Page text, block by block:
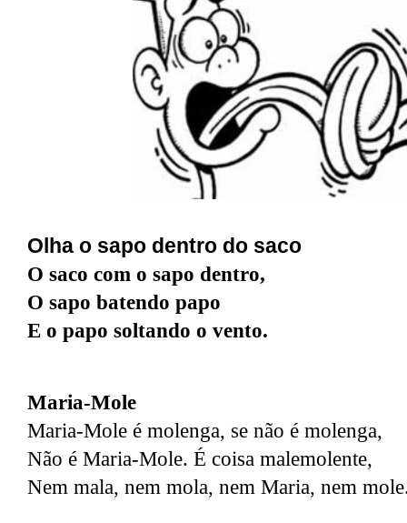
Olha o sapo dentro do saco
O saco com o sapo dentro,
O sapo batendo papo
E o papo soltando o vento.
Maria-Mole
Maria-Mole é molenga, se não é molenga,
Não é Maria-Mole. É coisa malemolente,
Nem mala, nem mola, nem Maria, nem